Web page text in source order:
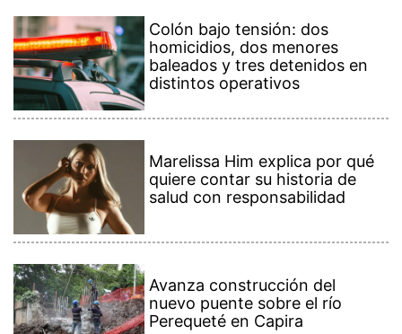
Colón bajo tensión: dos
homicidios, dos menores
baleados y tres detenidos en
distintos operativos
Marelissa Him explica por qué
quiere contar su historia de
salud con responsabilidad
Avanza construcción del
nuevo puente sobre el río
Perequeté en Capira